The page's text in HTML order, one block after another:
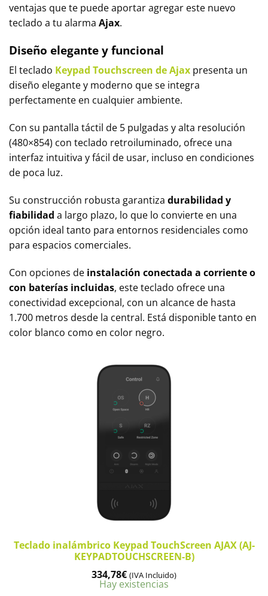
ventajas que te puede aportar agregar este nuevo
teclado a tu alarma Ajax.
Diseño elegante y funcional
El teclado Keypad Touchscreen de Ajax presenta un
diseño elegante y moderno que se integra
perfectamente en cualquier ambiente.
Con su pantalla táctil de 5 pulgadas y alta resolución
(480×854) con teclado retroiluminado, ofrece una
interfaz intuitiva y fácil de usar, incluso en condiciones
de poca luz.
Su construcción robusta garantiza durabilidad y
fiabilidad a largo plazo, lo que lo convierte en una
opción ideal tanto para entornos residenciales como
para espacios comerciales.
Con opciones de instalación conectada a corriente o
con baterías incluidas, este teclado ofrece una
conectividad excepcional, con un alcance de hasta
1.700 metros desde la central. Está disponible tanto en
color blanco como en color negro.
Teclado inalámbrico Keypad TouchScreen AJAX (AJ-
KEYPADTOUCHSCREEN-B)
334,78€ (IVA Incluido)
Hay existencias